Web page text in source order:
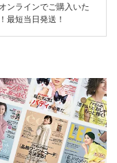
ンラインでご購入いた
最短当日発送！